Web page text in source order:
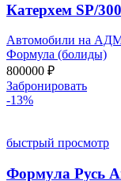
Катерхем SP/
Автомобили на
Формула (болиды)
800000 ₽
Забронировать
-13%
быстрый просмотр
Формула Русь